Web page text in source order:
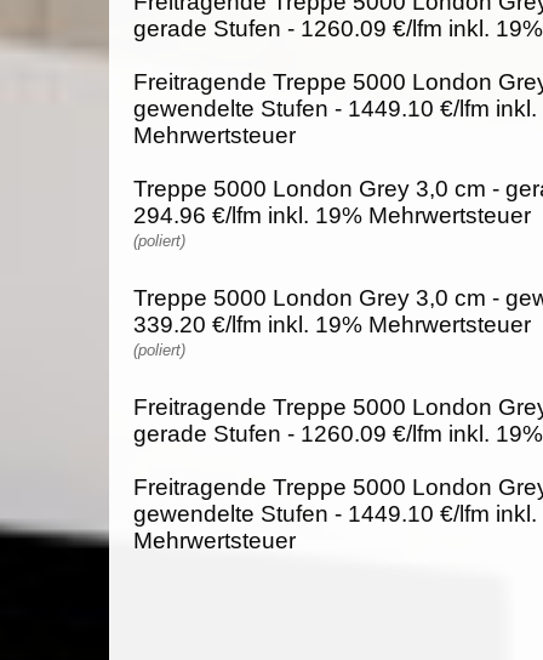
gerade Stufen - 1260.09 €/lfm inkl.
Freitragende Treppe 5000 London
gewendelte Stufen - 1449.10 €/lfm inkl.
Mehrwertsteuer
Treppe 5000 London Grey 3,0 cm -
294.96 €/lfm inkl. 19% Mehrwertsteuer
(poliert)
Treppe 5000 London Grey 3,0 cm -
339.20 €/lfm inkl. 19% Mehrwertsteuer
(poliert)
Freitragende Treppe 5000 London
gerade Stufen - 1260.09 €/lfm inkl.
Freitragende Treppe 5000 London
gewendelte Stufen - 1449.10 €/lfm inkl.
Mehrwertsteuer